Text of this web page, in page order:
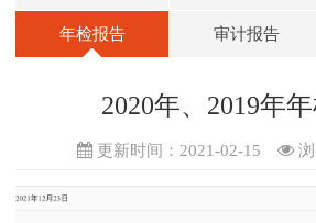
年检报告 审计报告
2020年、2019年
更新时间：2021-02-15